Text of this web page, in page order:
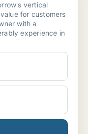
vertical
for customers
with a
experience in